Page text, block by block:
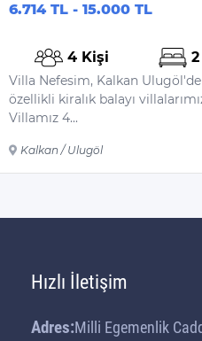
6.714 TL - 15.000 TL
4 Kişi
Villa Nefesim, Kalkan
özellikli kiralık balayı
Villamız 4...
Kalkan / Ulugöl
Hızlı İletişim
Adres:Milli Egemenlik